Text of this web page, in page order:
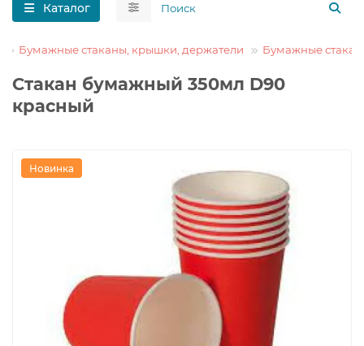
Каталог
Бумажные стаканы, крышки, держатели Бумажные
Стакан бумажный 350мл D90
красный
Новинка